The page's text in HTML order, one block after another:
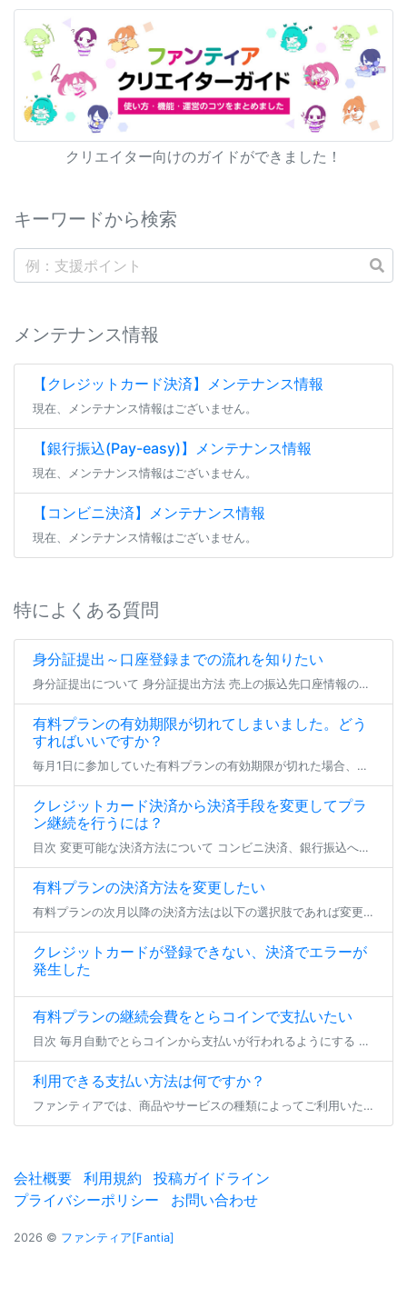
クリエイター向けのガイドができました！
キーワードから検索
メンテナンス情報
【クレジットカード決済】メンテナンス情報
現在、メンテナンス情報はございません。
【銀行振込(Pay-easy)】メンテナンス情報
現在、メンテナンス情報はございません。
【コンビニ決済】メンテナンス情報
現在、メンテナンス情報はございません。
特によくある質問
身分証提出～口座登録までの流れを知りたい
身分証提出について 身分証提出方法 売上の振込先口座情報の登録（または編集） よくあるご質問 身分証提出について ファンティアにてファンクラブを開設する場合、 全年齢・成人向けを問わず全てのファンクラブにて身分証の提出が […]
有料プランの有効期限が切れてしまいました。どう
すればいいですか？
毎月1日に参加していた有料プランの有効期限が切れた場合、登録状態は支払い猶予期間へと移行します。 23日23:59までの間、参加中のファンクラブは無料プランへの仮移行状態となり、有効期限を更新せず24日となった場合にその […]
クレジットカード決済から決済手段を変更してプラ
ン継続を行うには？
目次 変更可能な決済方法について コンビニ決済、銀行振込への変更 とらコインへの変更 変更可能な決済方法について クレジットカード決済以外で現在加入中の有料プラン継続を行いたい場合、 登録済みのクレジットカードを削除いた […]
有料プランの決済方法を変更したい
有料プランの次月以降の決済方法は以下の選択肢であれば変更が可能です。 各手順でお支払い方法のご変更をいただき、期日までにお支払いいただければ、プランの継続加入が可能となります。 ※現在加入いただいているプランから退会する […]
クレジットカードが登録できない、決済でエラーが
発生した
有料プランの継続会費をとらコインで支払いたい
目次 毎月自動でとらコインから支払いが行われるようにする 一時的にとらコインでのプラン継続支払いを行う 毎月自動でとらコインから支払いが行われるようにする 有料プランの継続会費をとらコインでお支払い頂く場合、事前にとらコ […]
利用できる支払い方法は何ですか？
ファンティアでは、商品やサービスの種類によってご利用いただけるお支払い方法が異なります。 プラン参加/継続・バックナンバー購入 ダウンロード商品/物販商品購入 投稿セレクト商品購入 くじ商品購入 コミッションリクエスト・ […]
会社概要 利用規約
投稿ガイドライン
プライバシーポリシー
お問い合わせ
2026 © ファンティア[Fantia]